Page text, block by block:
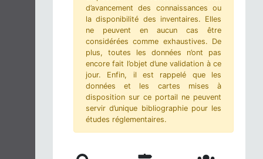
d’avancement des connaissances ou
la disponibilité des inventaires. Elles
ne peuvent en aucun cas être
considérées comme exhaustives. De
plus, toutes les données n’ont pas
encore fait l’objet d’une validation à ce
jour. Enfin, il est rappelé que les
données et les cartes mises à
disposition sur ce portail ne peuvent
servir d’unique bibliographie pour les
études réglementaires.